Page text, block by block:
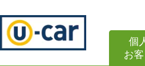
個
お